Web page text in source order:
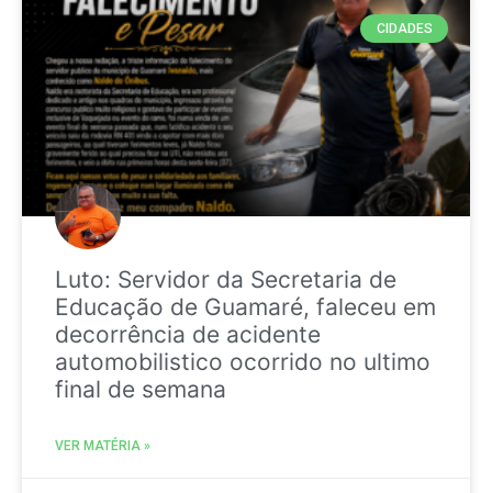
CIDADES
Luto: Servidor da Secretaria de
Educação de Guamaré, faleceu em
decorrência de acidente
automobilistico ocorrido no ultimo
final de semana
VER MATÉRIA »